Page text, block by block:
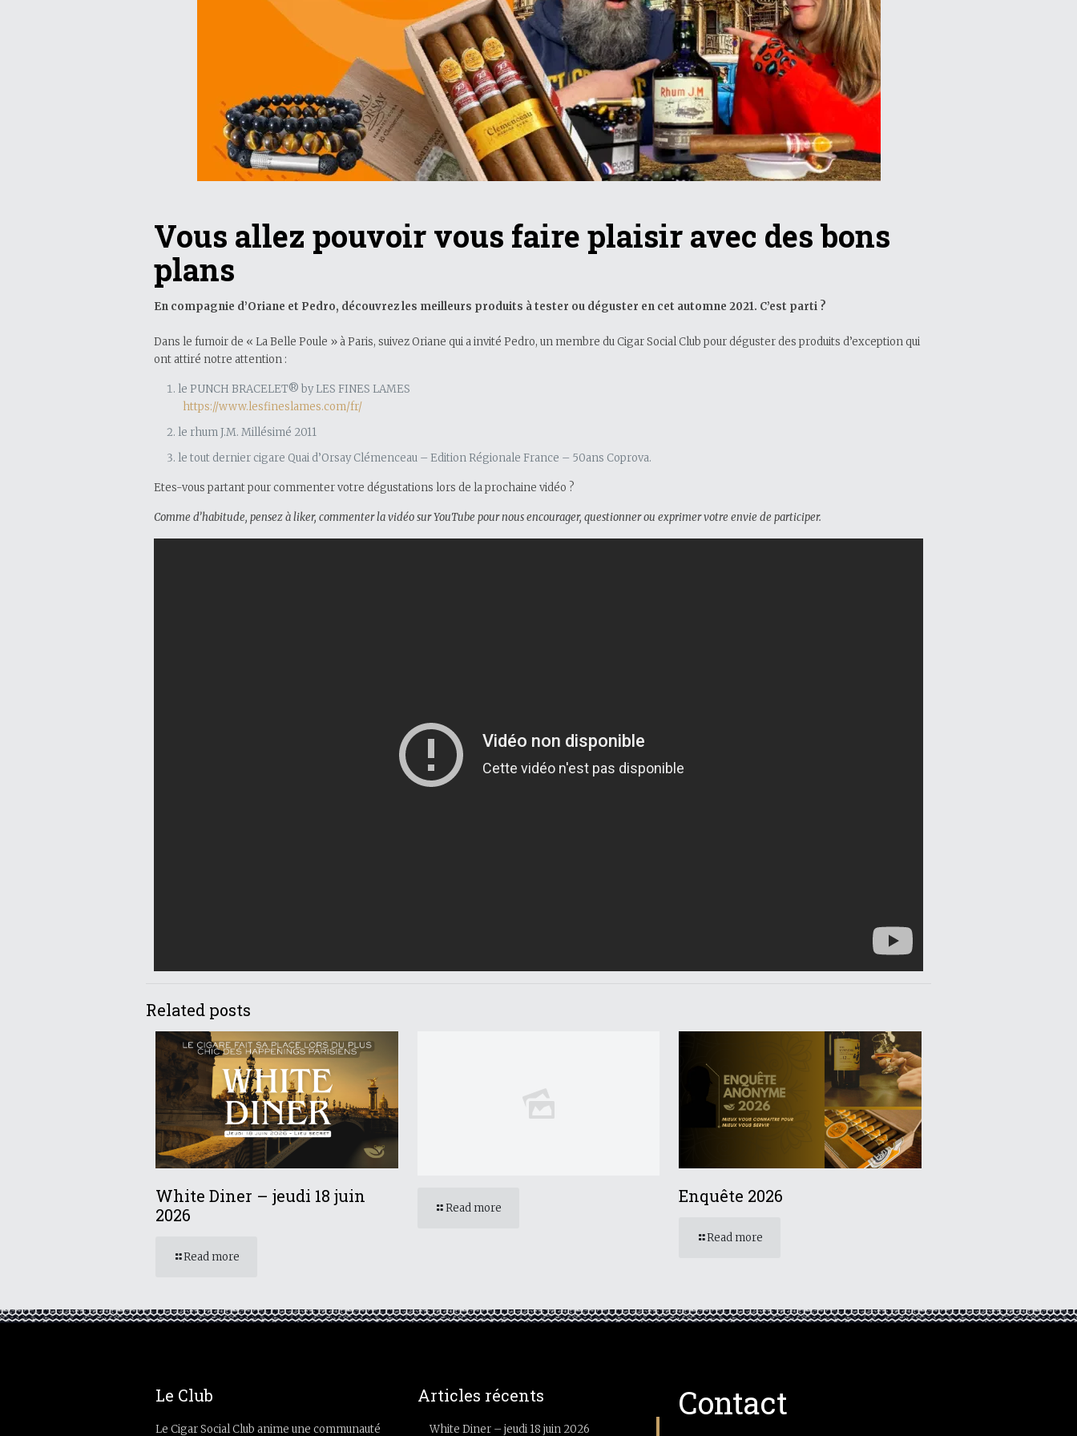
Vous allez pouvoir vous faire plaisir avec des bons
plans
En compagnie d’Oriane et Pedro, découvrez les meilleurs produits à tester ou déguster en cet automne 2021. C’est parti ?
Dans le fumoir de « La Belle Poule » à Paris, suivez Oriane qui a invité Pedro, un membre du Cigar Social Club pour déguster des produits d’exception qui
ont attiré notre attention :
le PUNCH BRACELET® by LES FINES LAMES
https://www.lesfineslames.com/fr/
le rhum J.M. Millésimé 2011
le tout dernier cigare Quai d’Orsay Clémenceau – Edition Régionale France – 50ans Coprova.
Etes-vous partant pour commenter votre dégustations lors de la prochaine vidéo ?
Comme d’habitude, pensez à liker, commenter la vidéo sur YouTube pour nous encourager, questionner ou exprimer votre envie de participer.
Related posts
White Diner – jeudi 18 juin
2026
Read more
Read more
Enquête 2026
Read more
Le Club
Le Cigar Social Club anime une communauté
Articles récents
White Diner – jeudi 18 juin 2026
Contact